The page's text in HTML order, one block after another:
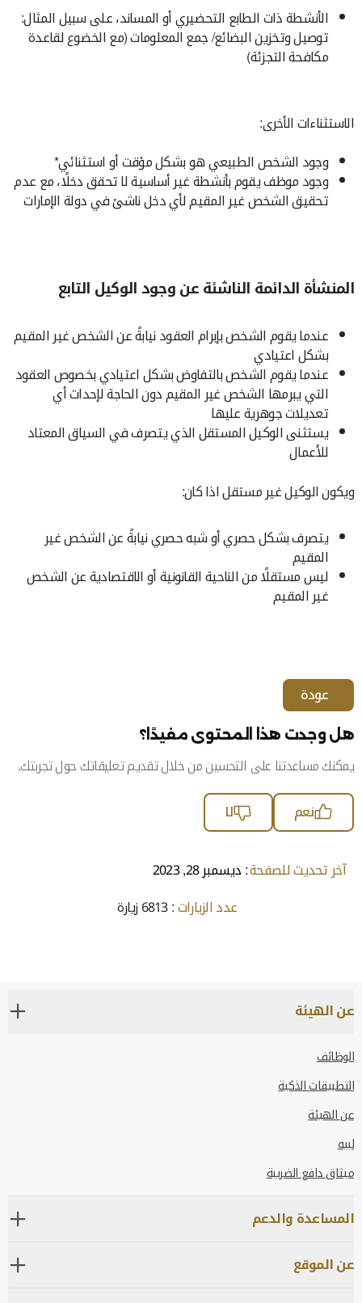
الأنشطة ذات الطابع التحضيري أو المساند، على سبيل المثال:
توصيل وتخزين البضائع/ جمع المعلومات (مع الخضوع لقاعدة
مكافحة التجزئة)
الاستثناءات الأخرى:
وجود الشخص الطبيعي هو بشكل مؤقت أو استثنائي*
وجود موظف يقوم بأنشطة غير أساسية لا تحقق دخلًا، مع عدم
تحقيق الشخص غير المقيم لأي دخل ناشئ في دولة الإمارات
المنشأة الدائمة الناشئة عن وجود الوكيل التابع
عندما يقوم الشخص بإبرام العقود نيابةً عن الشخص غير المقيم
بشكل اعتيادي
عندما يقوم الشخص بالتفاوض بشكل اعتيادي بخصوص العقود
التي يبرمها الشخص غير المقيم دون الحاجة لإحداث أي
تعديلات جوهرية عليها
يستثنى الوكيل المستقل الذي يتصرف في السياق المعتاد
للأعمال
ويكون الوكيل غير مستقل اذا كان:
يتصرف بشكل حصري أو شبه حصري نيابةً عن الشخص غير
المقيم
ليس مستقلًا من الناحية القانونية أو الاقتصادية عن الشخص
غير المقيم
عودة
هل وجدت هذا المحتوى مفيدًا؟
يمكنك مساعدتنا على التحسين من خلال تقديم تعليقاتك حول تجربتك.
نعم
لا
آخر تحديث للصفحة: ديسمبر 28, 2023
عدد الزيارات: 6813 زيارة
عن الهيئة
الوظائف
التطبيقات الذكية
عن الهيئة
لبيه
ميثاق دافع الضريبة
المساعدة والدعم
عن الموقع